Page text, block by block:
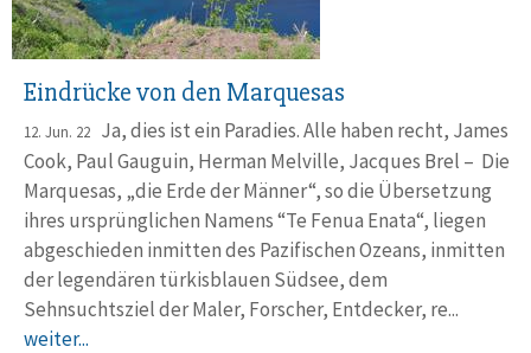
Eindrücke von den Marquesas
12. Jun. 22 Ja, dies ist ein Paradies. Alle haben recht, James
Cook, Paul Gauguin, Herman Melville, Jacques Brel – Die
Marquesas, „die Erde der Männer“, so die Übersetzung
ihres ursprünglichen Namens “Te Fenua Enata“, liegen
abgeschieden inmitten des Pazifischen Ozeans, inmitten
der legendären türkisblauen Südsee, dem
Sehnsuchtsziel der Maler, Forscher, Entdecker, re...
weiter...